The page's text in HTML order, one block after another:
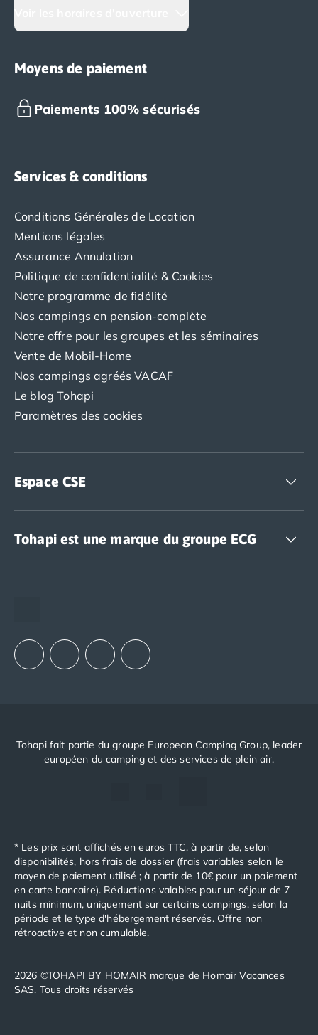
Moyens de paiement
Paiements 100% sécurisés
Services & conditions
Conditions Générales de Location
Mentions légales
Assurance Annulation
Politique de confidentialité & Cookies
Notre programme de fidélité
Nos campings en pension-complète
Notre offre pour les groupes et les séminaires
Vente de Mobil-Home
Nos campings agréés VACAF
Le blog Tohapi
Paramètres des cookies
Espace CSE
Tohapi est une marque du groupe ECG
Notre politique RSE
Tohapi fait partie du groupe European Camping Group, leader
européen du camping et des services de plein air.
* Les prix sont affichés en euros TTC, à partir de, selon
disponibilités, hors frais de dossier (frais variables selon le
moyen de paiement utilisé ; à partir de 10€ pour un paiement
en carte bancaire). Réductions valables pour un séjour de 7
nuits minimum, uniquement sur certains campings, selon la
période et le type d'hébergement réservés. Offre non
rétroactive et non cumulable.
2026 ©TOHAPI BY HOMAIR marque de Homair Vacances
SAS. Tous droits réservés